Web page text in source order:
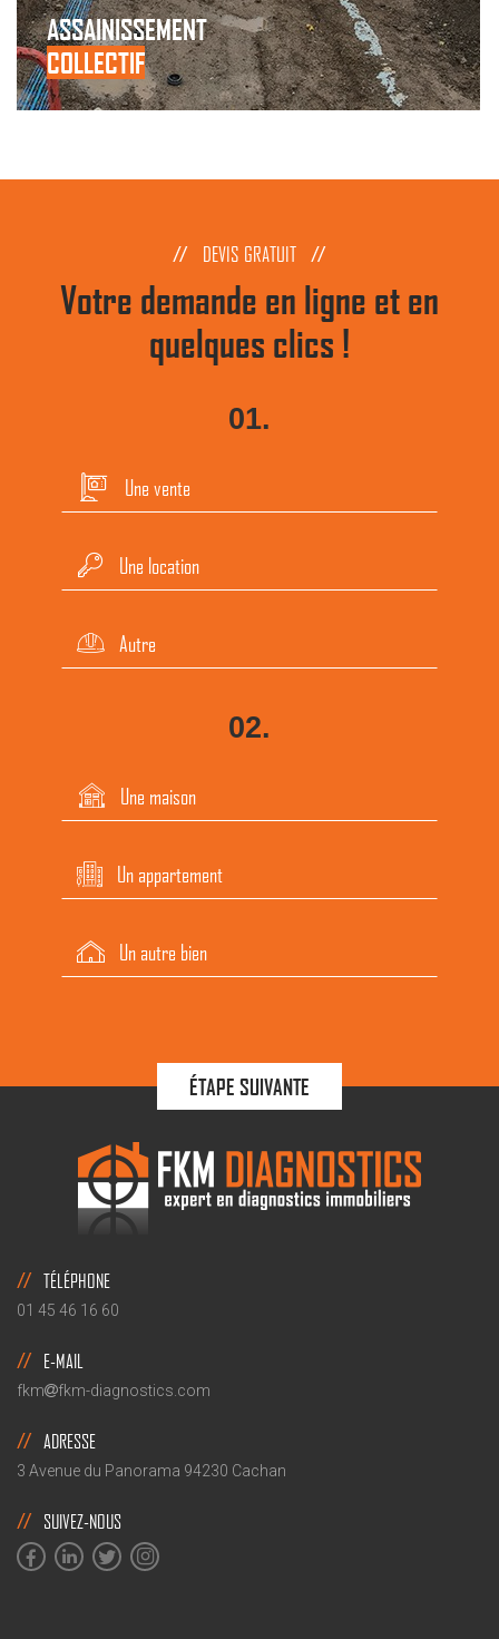
ASSAINISSEMENT
COLLECTIF
DEVIS GRATUIT
Votre demande en ligne et en
quelques clics !
01.
Une vente
Une location
Autre
02.
Une maison
Un appartement
Un autre bien
ÉTAPE SUIVANTE
TÉLÉPHONE
01 45 46 16 60
E-MAIL
fkm fkm-diagnostics.com
ADRESSE
3 Avenue du Panorama 94230 Cachan
SUIVEZ-NOUS